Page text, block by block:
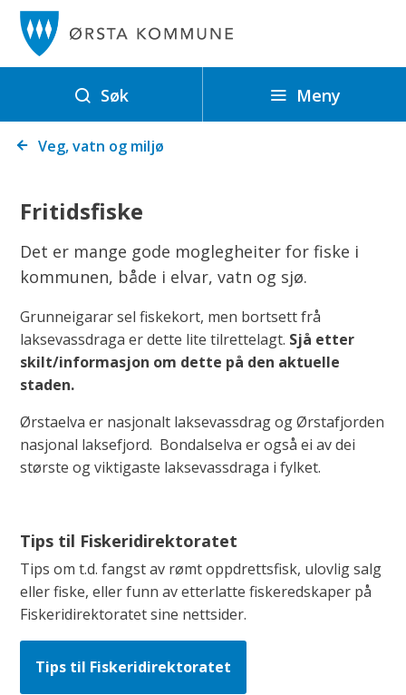
Ø
r
s
a
u
n
Søk Meny
Du Veg, vatn og miljø
Fritidsfiske
Det er mange gode moglegheiter for fiske i
kommunen, både i elvar, vatn og sjø.
Grunneigarar sel fiskekort, men bortsett frå
laksevassdraga er dette lite tilrettelagt. Sjå etter
skilt/informasjon om dette på den aktuelle
staden.
Ørstaelva er nasjonalt laksevassdrag og Ørstafjorden
nasjonal laksefjord. Bondalselva er også ei av dei
største og viktigaste laksevassdraga i fylket.
Tips til Fiskeridirektoratet
Tips om t.d. fangst av rømt oppdrettsfisk, ulovlig salg
eller fiske, eller funn av etterlatte fiskeredskaper på
Fiskeridirektoratet sine nettsider.
Tips til Fiskeridirektoratet